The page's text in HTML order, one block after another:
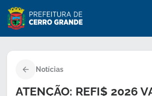
Notícias
ATENÇÃO: REFI$ 2026